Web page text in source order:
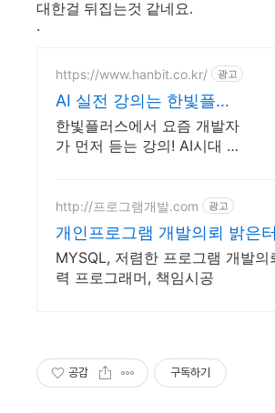
대한걸 뒤집는것 같네요.
.
https://www.hanbit.co.kr/ 광고
AI 실전 강의는 한빛플러
스 AI 개발자 필수 코스
한빛플러스에서 요즘 개발자
가 먼저 듣는 강의! AI시대 개
http://프로그램개발.com 광고
개인프로그램 개발의뢰 밝은터
MYSQL, 저렴한 프로그램 개발의
력 프로그래머, 책임시공
공감 구독하기